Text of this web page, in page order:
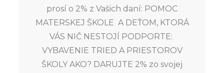
prosí o 2% z Vašich daní: POMOC
MATERSKEJ ŠKOLE A DEŤOM, KTORÁ
VÁS NIČ NESTOJÍ ​​​​​PODPORTE:
VYBAVENIE TRIED A PRIESTOROV
ŠKOLY AKO? DARUJTE 2% zo svojej